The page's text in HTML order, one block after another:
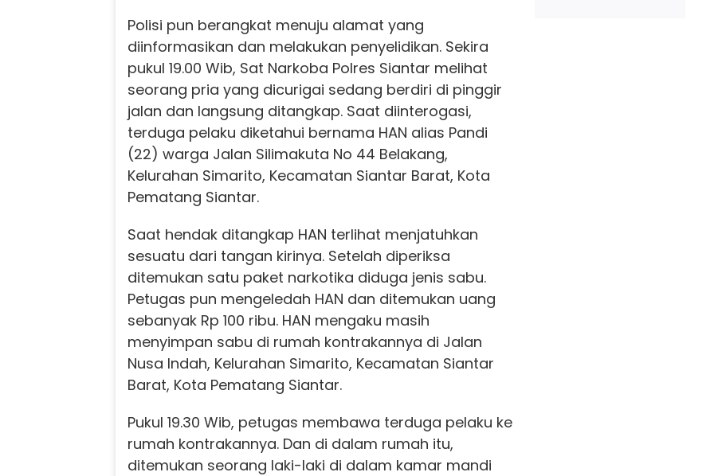
Polisi pun berangkat menuju alamat yang
diinformasikan dan melakukan penyelidikan. Sekira
pukul 19.00 Wib, Sat Narkoba Polres Siantar melihat
seorang pria yang dicurigai sedang berdiri di pinggir
jalan dan langsung ditangkap. Saat diinterogasi,
terduga pelaku diketahui bernama HAN alias Pandi
(22) warga Jalan Silimakuta No 44 Belakang,
Kelurahan Simarito, Kecamatan Siantar Barat, Kota
Pematang Siantar.
Saat hendak ditangkap HAN terlihat menjatuhkan
sesuatu dari tangan kirinya. Setelah diperiksa
ditemukan satu paket narkotika diduga jenis sabu.
Petugas pun mengeledah HAN dan ditemukan uang
sebanyak Rp 100 ribu. HAN mengaku masih
menyimpan sabu di rumah kontrakannya di Jalan
Nusa Indah, Kelurahan Simarito, Kecamatan Siantar
Barat, Kota Pematang Siantar.
Pukul 19.30 Wib, petugas membawa terduga pelaku ke
rumah kontrakannya. Dan di dalam rumah itu,
ditemukan seorang laki-laki di dalam kamar mandi